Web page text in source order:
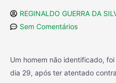
REGINALDO GUERRA DA
Sem Comentários
Um homem não identificado,
dia 29, após ter atentado